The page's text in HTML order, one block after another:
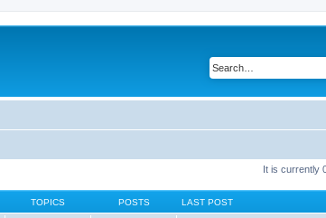
It is currently
TOPICS POSTS LAST POST